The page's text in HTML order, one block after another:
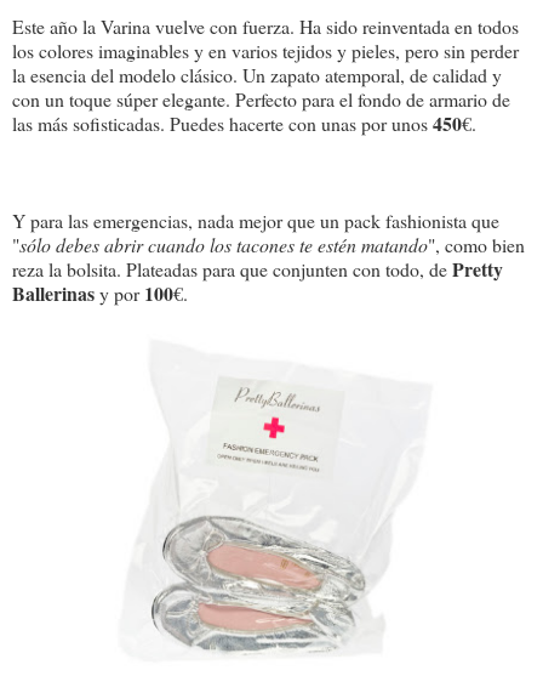
Este año la Varina vuelve con fuerza. Ha sido reinventada en todos
los colores imaginables y en varios tejidos y pieles, pero sin perder
la esencia del modelo clásico. Un zapato atemporal, de calidad y
con un toque súper elegante. Perfecto para el fondo de armario de
las más sofisticadas. Puedes hacerte con unas por unos450€.
Y para las emergencias, nada mejor que un pack fashionista que
"sólo debes abrir cuando los tacones te estén matando", como bien
reza la bolsita. Plateadas para que conjunten con todo, dePretty
Ballerinasy por100€.